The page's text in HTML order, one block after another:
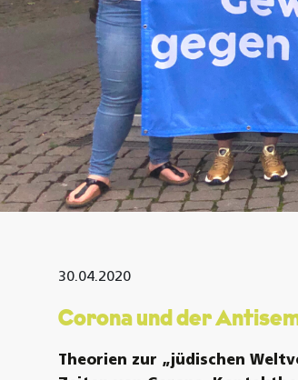
30.04.2020
Corona und der
Theorien zur „jüdischen